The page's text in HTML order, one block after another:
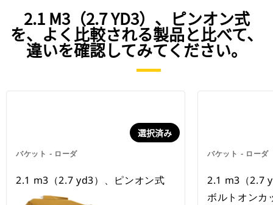
2.1 M3（2.7 YD3）、ピンオン式
を、よく比較される製品と比べて、
違いを確認してみてください。
バケット - ローダ
選択済み
2.1 m3（2.7 yd3）、ピンオン式
バケット - ローダ
2.1 m3（2.7
ボルトオンカ